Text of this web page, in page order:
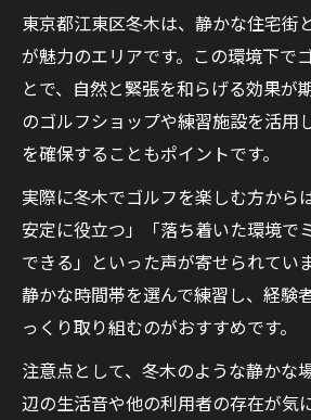
東京都江東区冬木は、静かな住宅街
が魅力のエリアです。この環境下で
とで、自然と緊張を和らげる効果が
のゴルフショップや練習施設を活用
を確保することもポイントです。
実際に冬木でゴルフを楽しむ方から
安定に役立つ」「落ち着いた環境で
できる」といった声が寄せられてい
静かな時間帯を選んで練習し、経験
っくり取り組むのがおすすめです。
注意点として、冬木のような静かな
辺の生活音や他の利用者の存在が気